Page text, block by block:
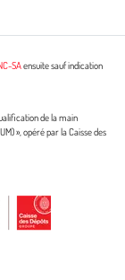
SAensuite sauf indication
de la main
», opéré par la Caisse des